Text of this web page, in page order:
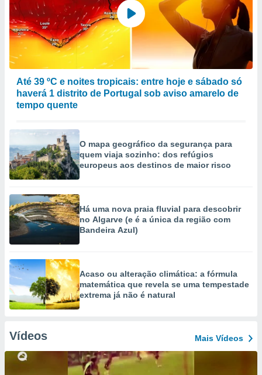
Até 39 ºC e noites tropicais: entre hoje e sábado só
haverá 1 distrito de Portugal sob aviso amarelo de
tempo quente
O mapa geográfico da segurança para
quem viaja sozinho: dos refúgios
europeus aos destinos de maior risco
Há uma nova praia fluvial para descobrir
no Algarve (e é a única da região com
Bandeira Azul)
Acaso ou alteração climática: a fórmula
matemática que revela se uma tempestade
extrema já não é natural
Vídeos Mais Vídeos